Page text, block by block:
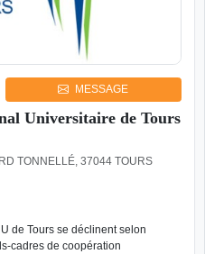
MESSAGE
Universitaire de Tours
TONNELLÉ, 37044 TOURS
de Tours se déclinent selon
cadres de coopération